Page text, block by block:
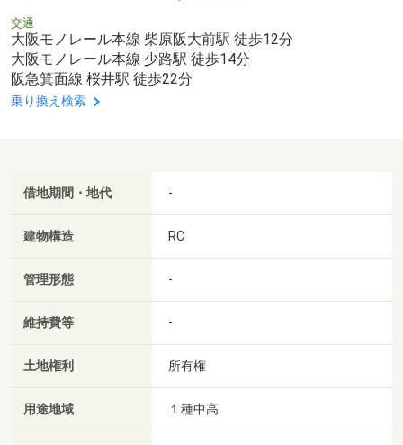
交通
大阪モノレール本線 柴原阪大前駅 徒歩12分
大阪モノレール本線 少路駅 徒歩14分
阪急箕面線 桜井駅 徒歩22分
乗り換え検索
借地期間・地代 -
建物構造 RC
管理形態 -
維持費等 -
土地権利 所有権
用途地域 １種中高